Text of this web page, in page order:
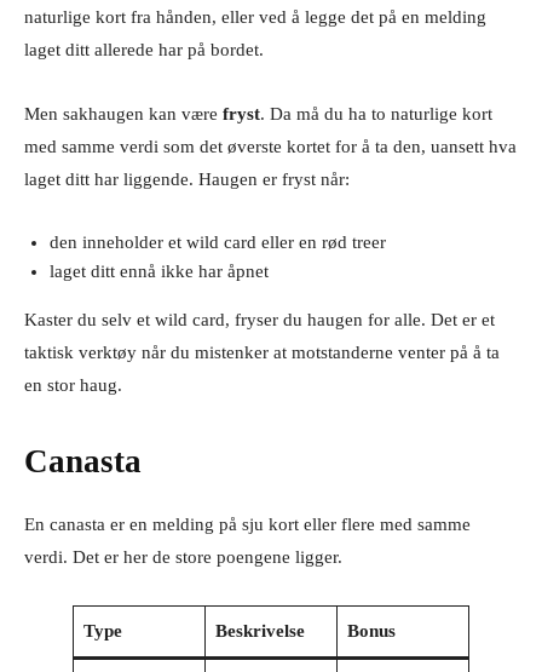
naturlige kort fra hånden, eller ved å legge det på en melding
laget ditt allerede har på bordet.
Men sakhaugen kan være fryst. Da må du ha to naturlige kort
med samme verdi som det øverste kortet for å ta den, uansett hva
laget ditt har liggende. Haugen er fryst når:
den inneholder et wild card eller en rød treer
laget ditt ennå ikke har åpnet
Kaster du selv et wild card, fryser du haugen for alle. Det er et
taktisk verktøy når du mistenker at motstanderne venter på å ta
en stor haug.
Canasta
En canasta er en melding på sju kort eller flere med samme
verdi. Det er her de store poengene ligger.
Type Beskrivelse Bonus